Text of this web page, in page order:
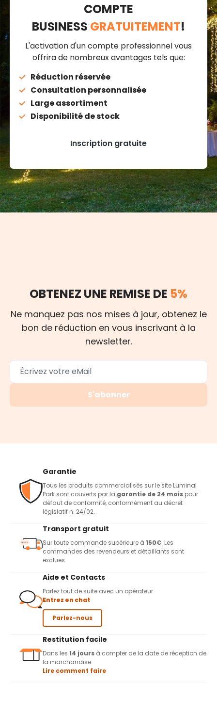
COMPTE
BUSINESS GRATUITEMENT!
L'activation d'un compte professionnel vous
offrira de nombreux avantages tels que:
Réduction réservée
Consultation personnalisée
Large assortiment
Disponibilité de stock
Inscription gratuite
OBTENEZ UNE REMISE DE 5%
Ne manquez pas nos mises à jour, obtenez le
bon de réduction en vous inscrivant à la
newsletter.
S'abonner
Garantie
Tous les produits commercialisés sur le site Luminal
Park sont couverts par la garantie de 24 mois pour
défaut de conformité, conformément au décret
législatif n. 24/02.
Transport gratuit
Sur toute commande supérieure à 150€. Les
commandes des revendeurs et détaillants sont
exclues.
Aide et Contacts
Parlez tout de suite avec un opérateur
Entrez en chat
Parlez-nous
Restitution facile
Dans les 14 jours à compter de la date de réception de
la marchandise.
Lire comment faire